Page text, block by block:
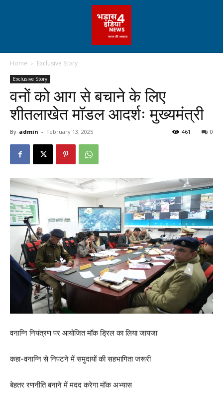
Home Exclusive Story
Exclusive Story
वनों को आग से बचाने के लिए
शीतलाखेत मॉडल आदर्शः मुख्यमंत्री
By admin - February 13, 2025 0
461
वनाग्नि नियंत्रण पर आयोजित मॉक ड्रिल का लिया जायजा
कहा-वनाग्नि से निपटने में समुदायों की सहभागिता जरूरी
बेहतर रणनीति बनाने में मदद करेगा मॉक अभ्यास